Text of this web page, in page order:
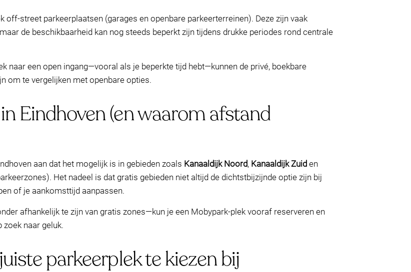
off-street parkeerplaatsen (garages en openbare parkeerterreinen). Deze zijn vaak
de beschikbaarheid kan nog steeds beperkt zijn tijdens drukke periodes rond centrale
naar een open ingang—vooral als je beperkte tijd hebt—kunnen de privé, boekbare
om te vergelijken met openbare opties.
Eindhoven (en waarom afstand
aan dat het mogelijk is in gebieden zoals Kanaaldijk Noord, Kanaaldijk Zuid en
Het nadeel is dat gratis gebieden niet altijd de dichtstbijzijnde optie zijn bij
of je aankomsttijd aanpassen.
afhankelijk te zijn van gratis zones—kun je een Mobypark-plek vooraf reserveren en
zoek naar geluk.
parkeerplek te kiezen bij